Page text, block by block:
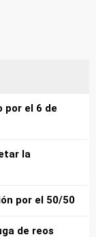
por el 6 de
la
por el 50/50
de reos